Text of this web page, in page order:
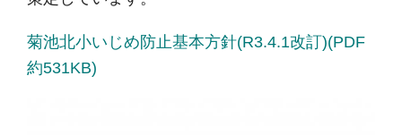
菊池北小いじめ防止基本方針(R3.4.1改訂)(PDF
約531KB)